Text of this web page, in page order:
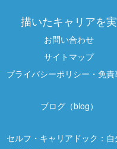
描いたキャリアを
お問い合わせ
サイトマップ
プライバシーポリシー・免責
ブログ（blog）
セルフ・キャリアドック：自